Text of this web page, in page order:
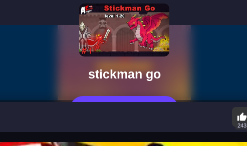
stickman go
243